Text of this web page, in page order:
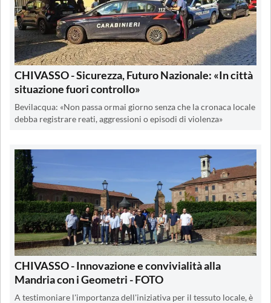
CHIVASSO - Sicurezza, Futuro Nazionale: «In città
situazione fuori controllo»
Bevilacqua: «Non passa ormai giorno senza che la cronaca locale
debba registrare reati, aggressioni o episodi di violenza»
CHIVASSO - Innovazione e convivialità alla
Mandria con i Geometri - FOTO
A testimoniare l'importanza dell'iniziativa per il tessuto locale, è